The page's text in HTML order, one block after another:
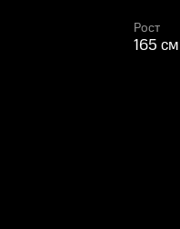
Рост
165 см